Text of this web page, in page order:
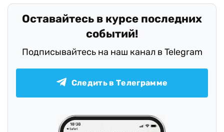
Оставайтесь в курсе последних
событий!
Подписывайтесь на наш канал в Telegram
Следить в Телеграмме